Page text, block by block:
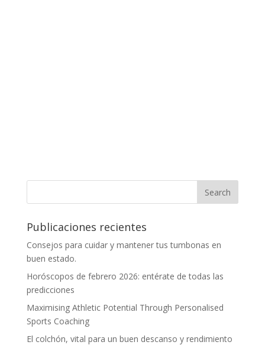
Publicaciones recientes
Consejos para cuidar y mantener tus tumbonas en
buen estado.
Horóscopos de febrero 2026: entérate de todas las
predicciones
Maximising Athletic Potential Through Personalised
Sports Coaching
El colchón, vital para un buen descanso y rendimiento